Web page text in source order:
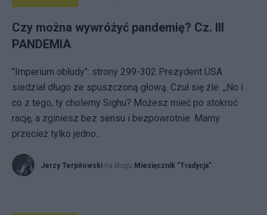
Czy można wywróżyć pandemię? Cz. III
PANDEMIA
"Imperium obłudy": strony 299-302 Prezydent USA
siedział długo ze spuszczoną głową. Czuł się źle. ,,No i
co z tego, ty cholerny Sighu? Możesz mieć po stokroć
rację, a zginiesz bez sensu i bezpowrotnie. Mamy
przecież tylko jedno...
Jerzy Terpiłowski na blogu Miesięcznik "Tradycja"